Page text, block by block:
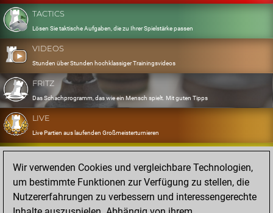
TACTICS
Lösen Sie taktische Aufgaben, die zu Ihrer Spielstärke passen
VIDEOS
Stunden über Stunden hochklassiger Trainingsvideos
FRITZ
Das Schachprogramm, das wie ein Mensch spielt. Mit guten Tipps
LIVE
Live Partien aus laufenden Großmeisterturnieren
OPENINGS
Erfassen und Üben Sie Ihr Eröffnungsrepertoire
DATABASE
Acht Millionen starke Partien
Wir verwenden Cookies und vergleichbare Technologien,
um bestimmte Funktionen zur Verfügung zu stellen, die
Nutzererfahrungen zu verbessern und interessengerechte